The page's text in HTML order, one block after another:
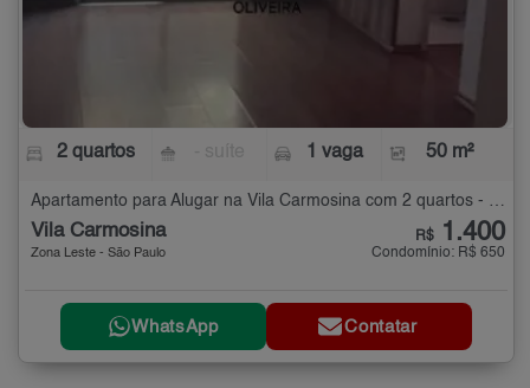
2 quartos 1 vaga 50 m²
Apartamento para Alugar na Vila Carmosina com 2 quartos - 50 m²
Vila Carmosina
Zona Leste - São Paulo
R$ 1.400
Condomínio: R$ 650
WhatsApp Contatar